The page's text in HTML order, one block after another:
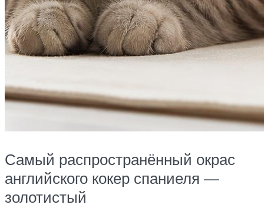
Самый распространённый окрас
английского кокер спаниеля —
золотистый